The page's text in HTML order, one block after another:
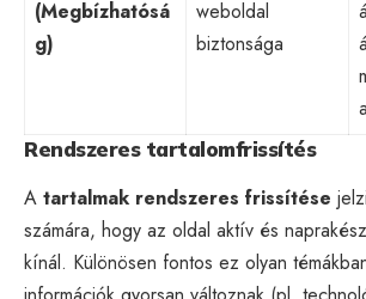
(Megbízhatósá
g)
weboldal
biztonsága
Rendszeres tartalomfrissítés
A tartalmak rendszeres frissítése
számára, hogy az oldal aktív és
kínál. Különösen fontos ez olyan